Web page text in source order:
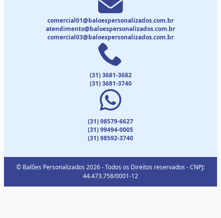
comercial01@baloespersonalizados.com.br
atendimento@baloespersonalizados.com.br
comercial03@baloespersonalizados.com.br
(31) 3681-3682
(31) 3681-3740
(31) 98579-6627
(31) 99494-0005
(31) 98592-3740
© Balões Personalizados 2026 - Todos os Direitos reservados - CNPJ:
44.473.758/0001-12